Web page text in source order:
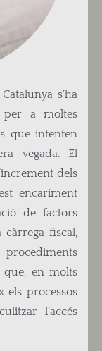
s’ha
a moltes
que intenten
vegada. El
dels
encariment
de factors
fiscal,
en molts
els processos
l’accés